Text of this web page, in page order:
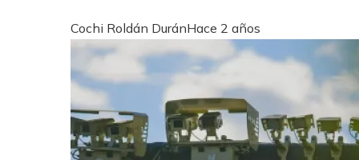
Cochi Roldán DuránHace 2 años